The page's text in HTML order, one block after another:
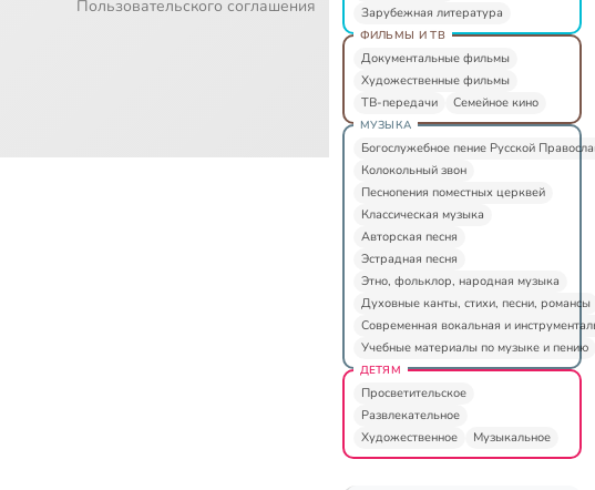
Пользовательского соглашения
Зарубежная литература
ФИЛЬМЫ И ТВ
Документальные фильмы
Художественные фильмы
ТВ-передачи
Семейное кино
МУЗЫКА
Богослужебное пение Русской
Колокольный звон
Песнопения поместных церквей
Классическая музыка
Авторская песня
Эстрадная песня
Этно, фольклор, народная музыка
Духовные канты, стихи, песни, романсы
Современная вокальная и
Учебные материалы по музыке и пению
ДЕТЯМ
Просветительское
Развлекательное
Художественное
Музыкальное